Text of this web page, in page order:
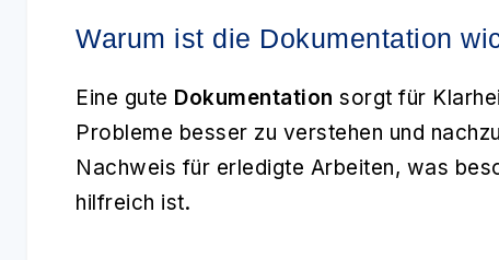
Warum ist die Dokumentation
Eine gute Dokumentation sorgt für
Probleme besser zu verstehen und
Nachweis für erledigte Arbeiten, was
hilfreich ist.